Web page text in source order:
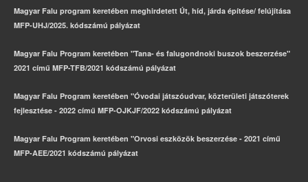
Magyar Falu program keretében meghirdetett Út, híd, járda építése/ felújítása
MFP-UHJ/2025. kódszámú pályázat
Magyar Falu Program keretében "Tana- és falugondnoki buszok beszerzése"
2021 című MFP-TFB/2021 kódszámú pályázat
Magyar Falu Program keretében "Óvodai játszóudvar, közterületi játszóterek
fejlesztése - 2022 című MFP-OJKJF/2022 kódszámú pályázat
Magyar Falu Program keretében "Orvosi eszközök beszerzése - 2021 című
MFP-AEE/2021 kódszámú pályázat